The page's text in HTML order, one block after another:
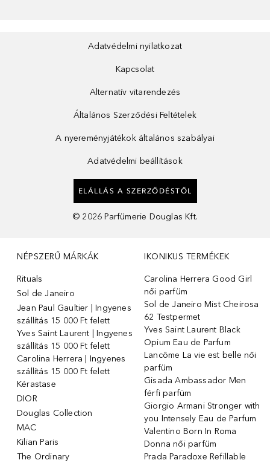
Adatvédelmi nyilatkozat
Kapcsolat
Alternatív vitarendezés
Általános Szerződési Feltételek
A nyereményjátékok általános szabályai
Adatvédelmi beállítások
ELÁLLÁS A SZERZŐDÉSTŐL
© 2026 Parfümerie Douglas Kft.
NÉPSZERŰ MÁRKÁK
Rituals
Sol de Janeiro
Jean Paul Gaultier | Ingyenes
szállítás 15 000 Ft felett
Yves Saint Laurent | Ingyenes
szállítás 15 000 Ft felett
Carolina Herrera | Ingyenes
szállítás 15 000 Ft felett
Kérastase
DIOR
Douglas Collection
MAC
Kilian Paris
The Ordinary
IKONIKUS TERMÉKEK
Carolina Herrera Good Girl
női parfüm
Sol de Janeiro Mist Cheirosa
62 Testpermet
Yves Saint Laurent Black
Opium Eau de Parfum
Lancôme La vie est belle női
parfüm
Gisada Ambassador Men
férfi parfüm
Giorgio Armani Stronger with
you Intensely Eau de Parfum
Valentino Born In Roma
Donna női parfüm
Prada Paradoxe Refillable